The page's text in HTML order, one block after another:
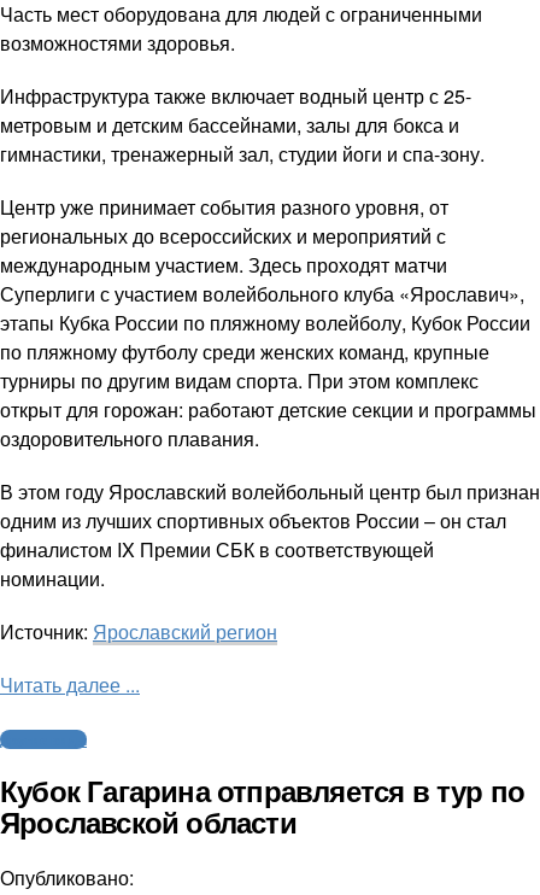
Часть мест оборудована для людей с ограниченными
возможностями здоровья.
Инфраструктура также включает водный центр с 25-
метровым и детским бассейнами, залы для бокса и
гимнастики, тренажерный зал, студии йоги и спа-зону.
Центр уже принимает события разного уровня, от
региональных до всероссийских и мероприятий с
международным участием. Здесь проходят матчи
Суперлиги с участием волейбольного клуба «Ярославич»,
этапы Кубка России по пляжному волейболу, Кубок России
по пляжному футболу среди женских команд, крупные
турниры по другим видам спорта. При этом комплекс
открыт для горожан: работают детские секции и программы
оздоровительного плавания.
В этом году Ярославский волейбольный центр был признан
одним из лучших спортивных объектов России – он стал
финалистом IX Премии СБК в соответствующей
номинации.
Источник: Ярославский регион
Читать далее ...
Другие виды
Кубок Гагарина отправляется в тур по
Ярославской области
Опубликовано: